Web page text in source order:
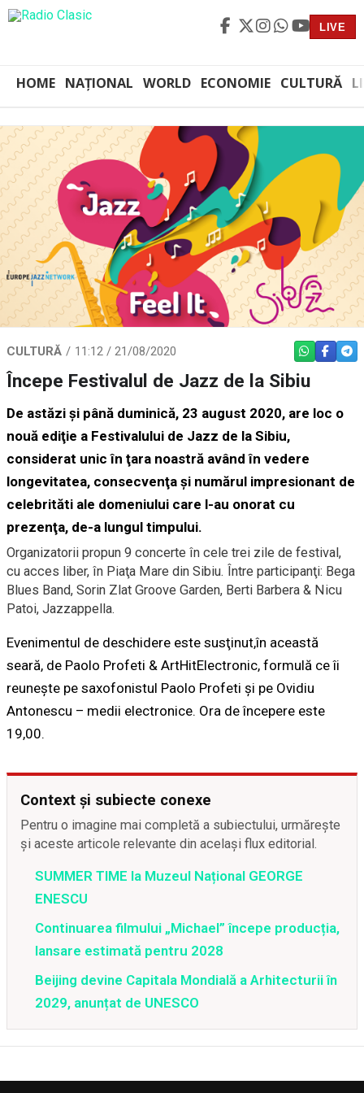
LIVE
HOME NAȚIONAL WORLD ECONOMIE CULTURĂ
CULTURĂ 11:12 / 21/08/2020 WHATSAPP
Începe Festivalul de Jazz de la Sibiu
De astăzi şi până duminică, 23 august 2020, are loc o
nouă ediţie a Festivalului de Jazz de la Sibiu,
considerat unic în ţara noastră având în vedere
longevitatea, consecvenţa şi numărul impresionant de
celebrităti ale domeniului care l-au onorat cu
prezenţa, de-a lungul timpului.
Organizatorii propun 9 concerte în cele trei zile de festival,
cu acces liber, în Piaţa Mare din Sibiu. Între participanţi: Bega
Blues Band, Sorin Zlat Groove Garden, Berti Barbera & Nicu
Patoi, Jazzappella.
Evenimentul de deschidere este susţinut,în această
seară, de Paolo Profeti & ArtHitElectronic, formulă ce îi
reuneşte pe saxofonistul Paolo Profeti şi pe Ovidiu
Antonescu – medii electronice. Ora de începere este
19,00.
Context și subiecte conexe
Pentru o imagine mai completă a subiectului, urmărește
și aceste articole relevante din același flux editorial.
SUMMER TIME la Muzeul Național GEORGE
ENESCU
Continuarea filmului „Michael” începe producția,
lansare estimată pentru 2028
Beijing devine Capitala Mondială a Arhitecturii în
2029, anunțat de UNESCO